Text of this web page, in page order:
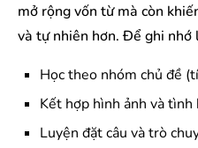
mở rộng vốn từ mà còn
và tự nhiên hơn. Để ghi nhớ
Học theo nhóm chủ đề
Kết hợp hình ảnh và
Luyện đặt câu và trò